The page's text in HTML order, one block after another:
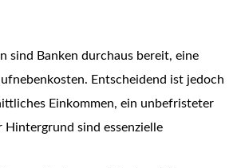
sind Banken durchaus bereit, eine
Entscheidend ist jedoch
Einkommen, ein unbefristeter
sind essenzielle